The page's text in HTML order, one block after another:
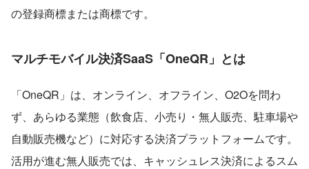
の登録商標または商標です。
マルチモバイル決済SaaS「OneQR」とは
「OneQR」は、オンライン、オフライン、O2Oを問わ
ず、あらゆる業態（飲食店、小売り・無人販売、駐車場や
自動販売機など）に対応する決済プラットフォームです。
活用が進む無人販売では、キャッシュレス決済によるスム